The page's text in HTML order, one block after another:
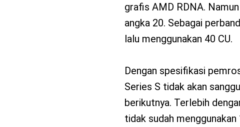
grafis AMD RDNA.
angka 20. Sebagai
lalu menggunakan 40 CU.
Dengan spesifikasi
Series S tidak akan
berikutnya. Terlebih
tidak sudah menggunakan